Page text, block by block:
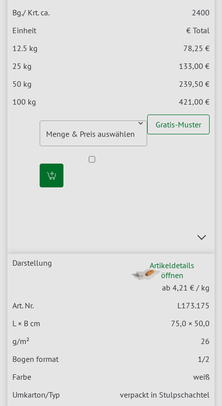
2400
€ Total
78,25 €
133,00 €
239,50 €
421,00 €
Gratis-Muster
Artikeldetails
öffnen
ab 4,21 € / kg
L173.175
75,0 × 50,0
26
1/2
weiß
verpackt in Stulpschachtel